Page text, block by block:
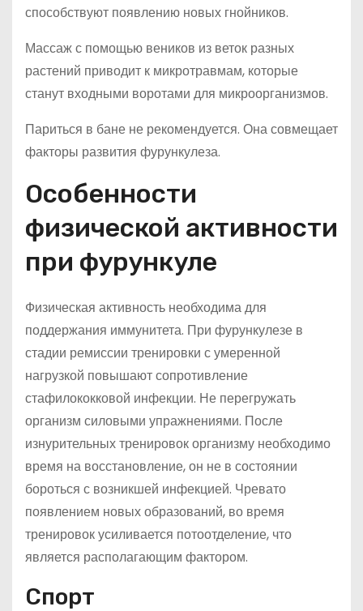
способствуют появлению новых гнойников.
Массаж с помощью веников из веток разных
растений приводит к микротравмам, которые
станут входными воротами для микроорганизмов.
Париться в бане не рекомендуется. Она совмещает
факторы развития фурункулеза.
Особенности
физической активности
при фурункуле
Физическая активность необходима для
поддержания иммунитета. При фурункулезе в
стадии ремиссии тренировки с умеренной
нагрузкой повышают сопротивление
стафилококковой инфекции. Не перегружать
организм силовыми упражнениями. После
изнурительных тренировок организму необходимо
время на восстановление, он не в состоянии
бороться с возникшей инфекцией. Чревато
появлением новых образований, во время
тренировок усиливается потоотделение, что
является располагающим фактором.
Спорт